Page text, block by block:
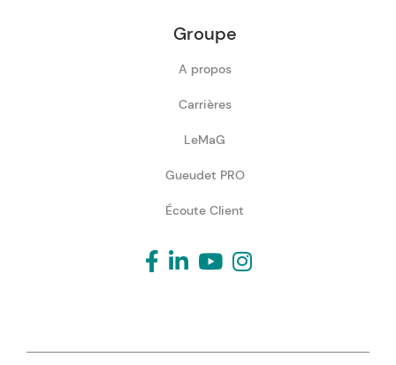
Groupe
A propos
Carrières
LeMaG
Gueudet PRO
Écoute Client